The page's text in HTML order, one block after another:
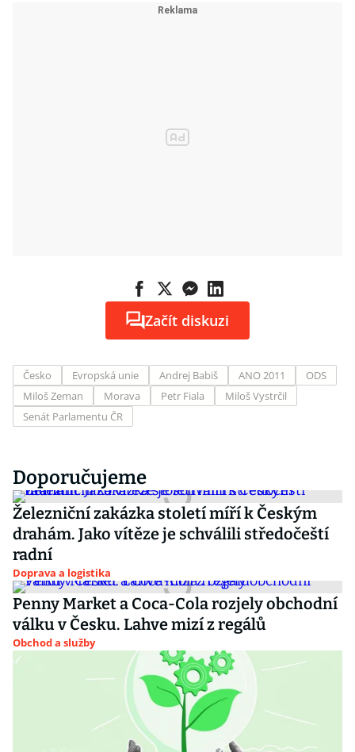
Začít diskuzi
Česko Evropská unie Andrej Babiš ANO 2011
ODS
Miloš Zeman
Morava Petr Fiala
Miloš Vystrčil
Senát Parlamentu ČR
Doporučujeme
Železniční zakázka století míří k Českým
drahám. Jako vítěze je schválili středočeští
radní
Doprava a logistika
Penny Market a Coca-Cola rozjely obchodní
válku v Česku. Lahve mizí z regálů
Obchod a služby